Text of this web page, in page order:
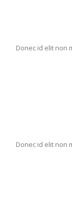
Donec id elit non
Donec id elit non